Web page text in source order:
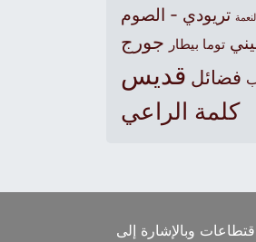
تريودي - الصوم
توما بيطار جورج
فضائل قديس
كلمة الراعي
وبالإشارة إلى